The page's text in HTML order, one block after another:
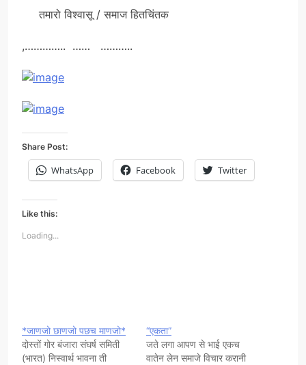
तमारो विश्वासू / समाज हितचिंतक
,………….. …… ………..
Share Post:
WhatsApp Facebook Twitter
Like this:
Loading...
*जाणजो छाणजो पछच माणजो*
दोस्तों गोर बंजारा संघर्ष समिती
(भारत) निस्वार्थ भावना ती
“एकता”
जते लगा आपण से भाई एकच
वातेन लेन समाजे विचार करानी